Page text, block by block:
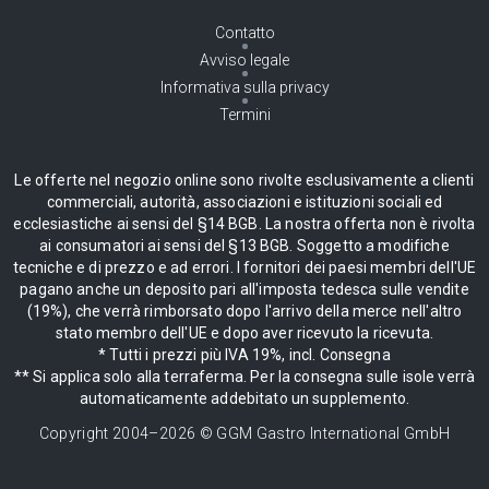
Contatto
Avviso legale
Informativa sulla privacy
Termini
Le offerte nel negozio online sono rivolte esclusivamente a clienti
commerciali, autorità, associazioni e istituzioni sociali ed
ecclesiastiche ai sensi del §14 BGB. La nostra offerta non è rivolta
ai consumatori ai sensi del §13 BGB. Soggetto a modifiche
tecniche e di prezzo e ad errori. I fornitori dei paesi membri dell'UE
pagano anche un deposito pari all'imposta tedesca sulle vendite
(19%), che verrà rimborsato dopo l'arrivo della merce nell'altro
stato membro dell'UE e dopo aver ricevuto la ricevuta.
* Tutti i prezzi più IVA 19%, incl. Consegna
** Si applica solo alla terraferma. Per la consegna sulle isole verrà
automaticamente addebitato un supplemento.
Copyright 2004–2026 © GGM Gastro International GmbH